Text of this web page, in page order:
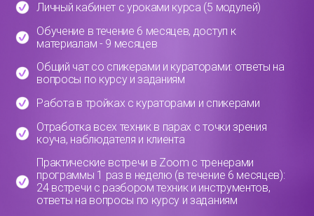
Личный кабинет с уроками курса (5 модулей)
Обучение в течение 6 месяцев, доступ к
материалам - 9 месяцев
Общий чат со спикерами и кураторами: ответы на
вопросы по курсу и заданиям
Работа в тройках с кураторами и спикерами
Отработка всех техник в парах с точки зрения
коуча, наблюдателя и клиента
Практические встречи в Zoom с тренерами
программы 1 раз в неделю (в течение 6 месяцев):
24 встречи с разбором техник и инструментов,
ответы на вопросы по курсу и заданиям